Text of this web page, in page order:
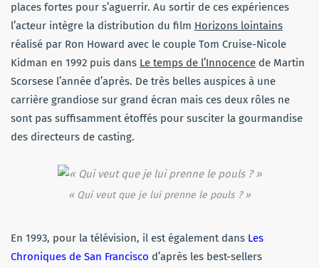
places fortes pour s’aguerrir. Au sortir de ces expériences
l’acteur intègre la distribution du film Horizons lointains
réalisé par Ron Howard avec le couple Tom Cruise-Nicole
Kidman en 1992 puis dans Le temps de l’Innocence de Martin
Scorsese l’année d’après. De très belles auspices à une
carrière grandiose sur grand écran mais ces deux rôles ne
sont pas suffisamment étoffés pour susciter la gourmandise
des directeurs de casting.
« Qui veut que je lui prenne le pouls ? »
En 1993, pour la télévision, il est également dans Les
Chroniques de San Francisco d’après les best-sellers